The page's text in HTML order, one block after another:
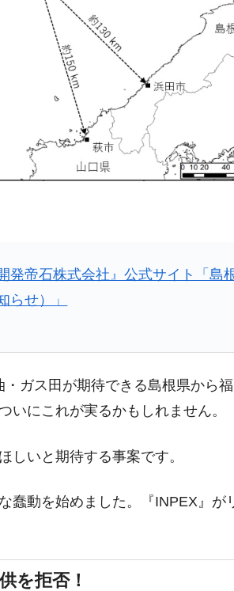
18.4GW規模のAIデータセンター整備」⇒
ジETFの清算はほぼ終わった」
暴落で200兆蒸発。
ドを通報しようキャンペーン」⇒ あの名物
耐久性「なさすぎ」では。
』ズブズブ沈む。営業利益80.2％も減少
人をターゲットにぶん殴る法案」提出！
モチーフとは？
山以前に最高位だった選手とは？
いだ金額とは？
発帝石株式会社』公式サイト「島
らせ）」
・ガス田が期待できる島根県から
いにこれが実るかもしれません。
しいと期待する事案です。
蠢動を始めました。『INPEX』
を拒否！